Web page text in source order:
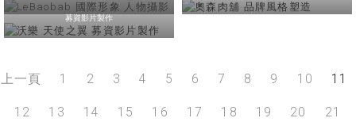
募資影片製作
上一頁 1 2 3 4 5 6 7 8 9 10 11
12 13 14 15 16 17 18 19 20 21